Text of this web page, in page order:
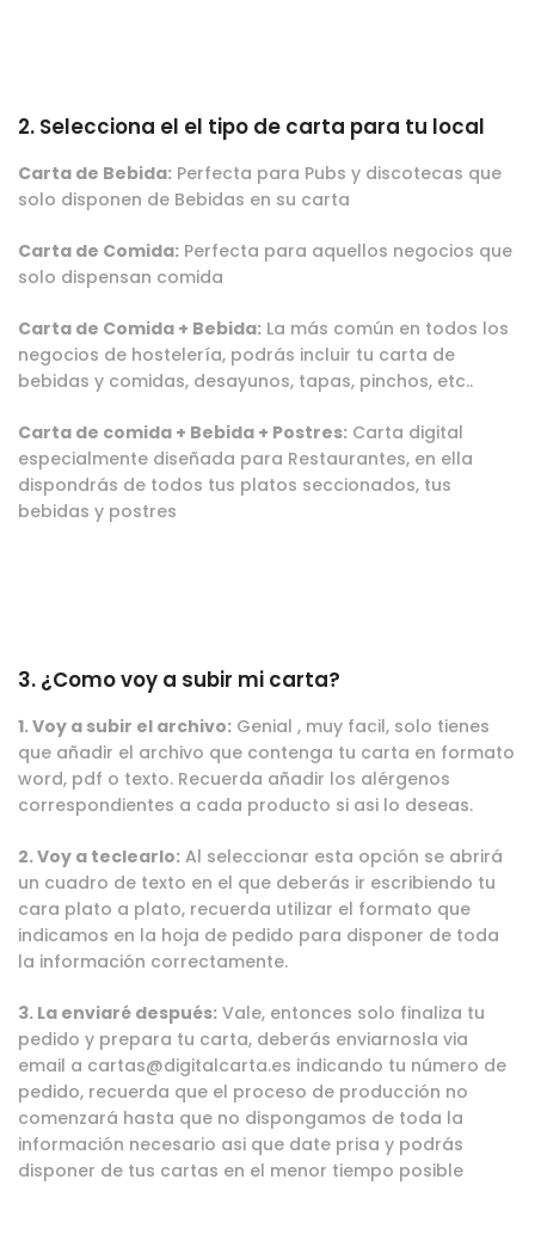
2. Selecciona el el tipo de carta para tu local
Carta de Bebida: Perfecta para Pubs y discotecas que
solo disponen de Bebidas en su carta
Carta de Comida: Perfecta para aquellos negocios que
solo dispensan comida
Carta de Comida + Bebida: La más común en todos los
negocios de hostelería, podrás incluir tu carta de
bebidas y comidas, desayunos, tapas, pinchos, etc..
Carta de comida + Bebida + Postres: Carta digital
especialmente diseñada para Restaurantes, en ella
dispondrás de todos tus platos seccionados, tus
bebidas y postres
3. ¿Como voy a subir mi carta?
1. Voy a subir el archivo: Genial , muy facil, solo tienes
que añadir el archivo que contenga tu carta en formato
word, pdf o texto. Recuerda añadir los alérgenos
correspondientes a cada producto si asi lo deseas.
2. Voy a teclearlo: Al seleccionar esta opción se abrirá
un cuadro de texto en el que deberás ir escribiendo tu
cara plato a plato, recuerda utilizar el formato que
indicamos en la hoja de pedido para disponer de toda
la información correctamente.
3. La enviaré después: Vale, entonces solo finaliza tu
pedido y prepara tu carta, deberás enviarnosla via
email a cartas@digitalcarta.es indicando tu número de
pedido, recuerda que el proceso de producción no
comenzará hasta que no dispongamos de toda la
información necesario asi que date prisa y podrás
disponer de tus cartas en el menor tiempo posible